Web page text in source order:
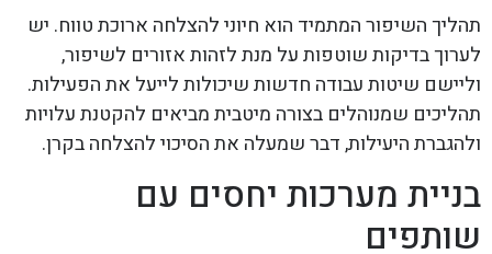
תהליך השיפור המתמיד הוא חיוני להצלחה ארוכת טווח. יש
לערוך בדיקות שוטפות על מנת לזהות אזורים לשיפור,
וליישם שיטות עבודה חדשות שיכולות לייעל את הפעילות.
תהליכים שמנוהלים בצורה מיטבית מביאים להקטנת עלויות
ולהגברת היעילות, דבר שמעלה את הסיכוי להצלחה בקרן.
בניית מערכות יחסים עם
שותפים